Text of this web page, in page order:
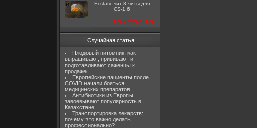
Ecstatic чит 3 читы для
CS-1.6
посмотреть все
Случайная статья
Плодовый питомник: как
выращивают, прививают и
подготавливают саженцы к
продаже
Европейские пациенты после
COVID начали бояться
медицинских препаратов
Антибиотики из Европы
завоевывают популярность в
Казахстане
Транспортировка лекарств:
почему это важно делать
профессионально?